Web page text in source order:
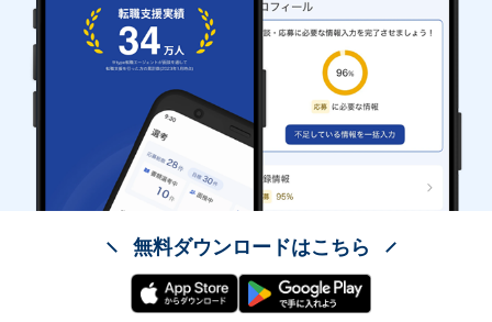
無料ダウンロードはこちら